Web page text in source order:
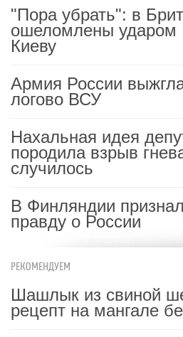
"Пора убрать": в
ошеломлены ударом
Киеву
Армия России
логово ВСУ
Нахальная идея
породила взрыв
случилось
В Финляндии
правду о России
РЕКОМЕНДУЕМ
Шашлык из свиной
рецепт на мангале